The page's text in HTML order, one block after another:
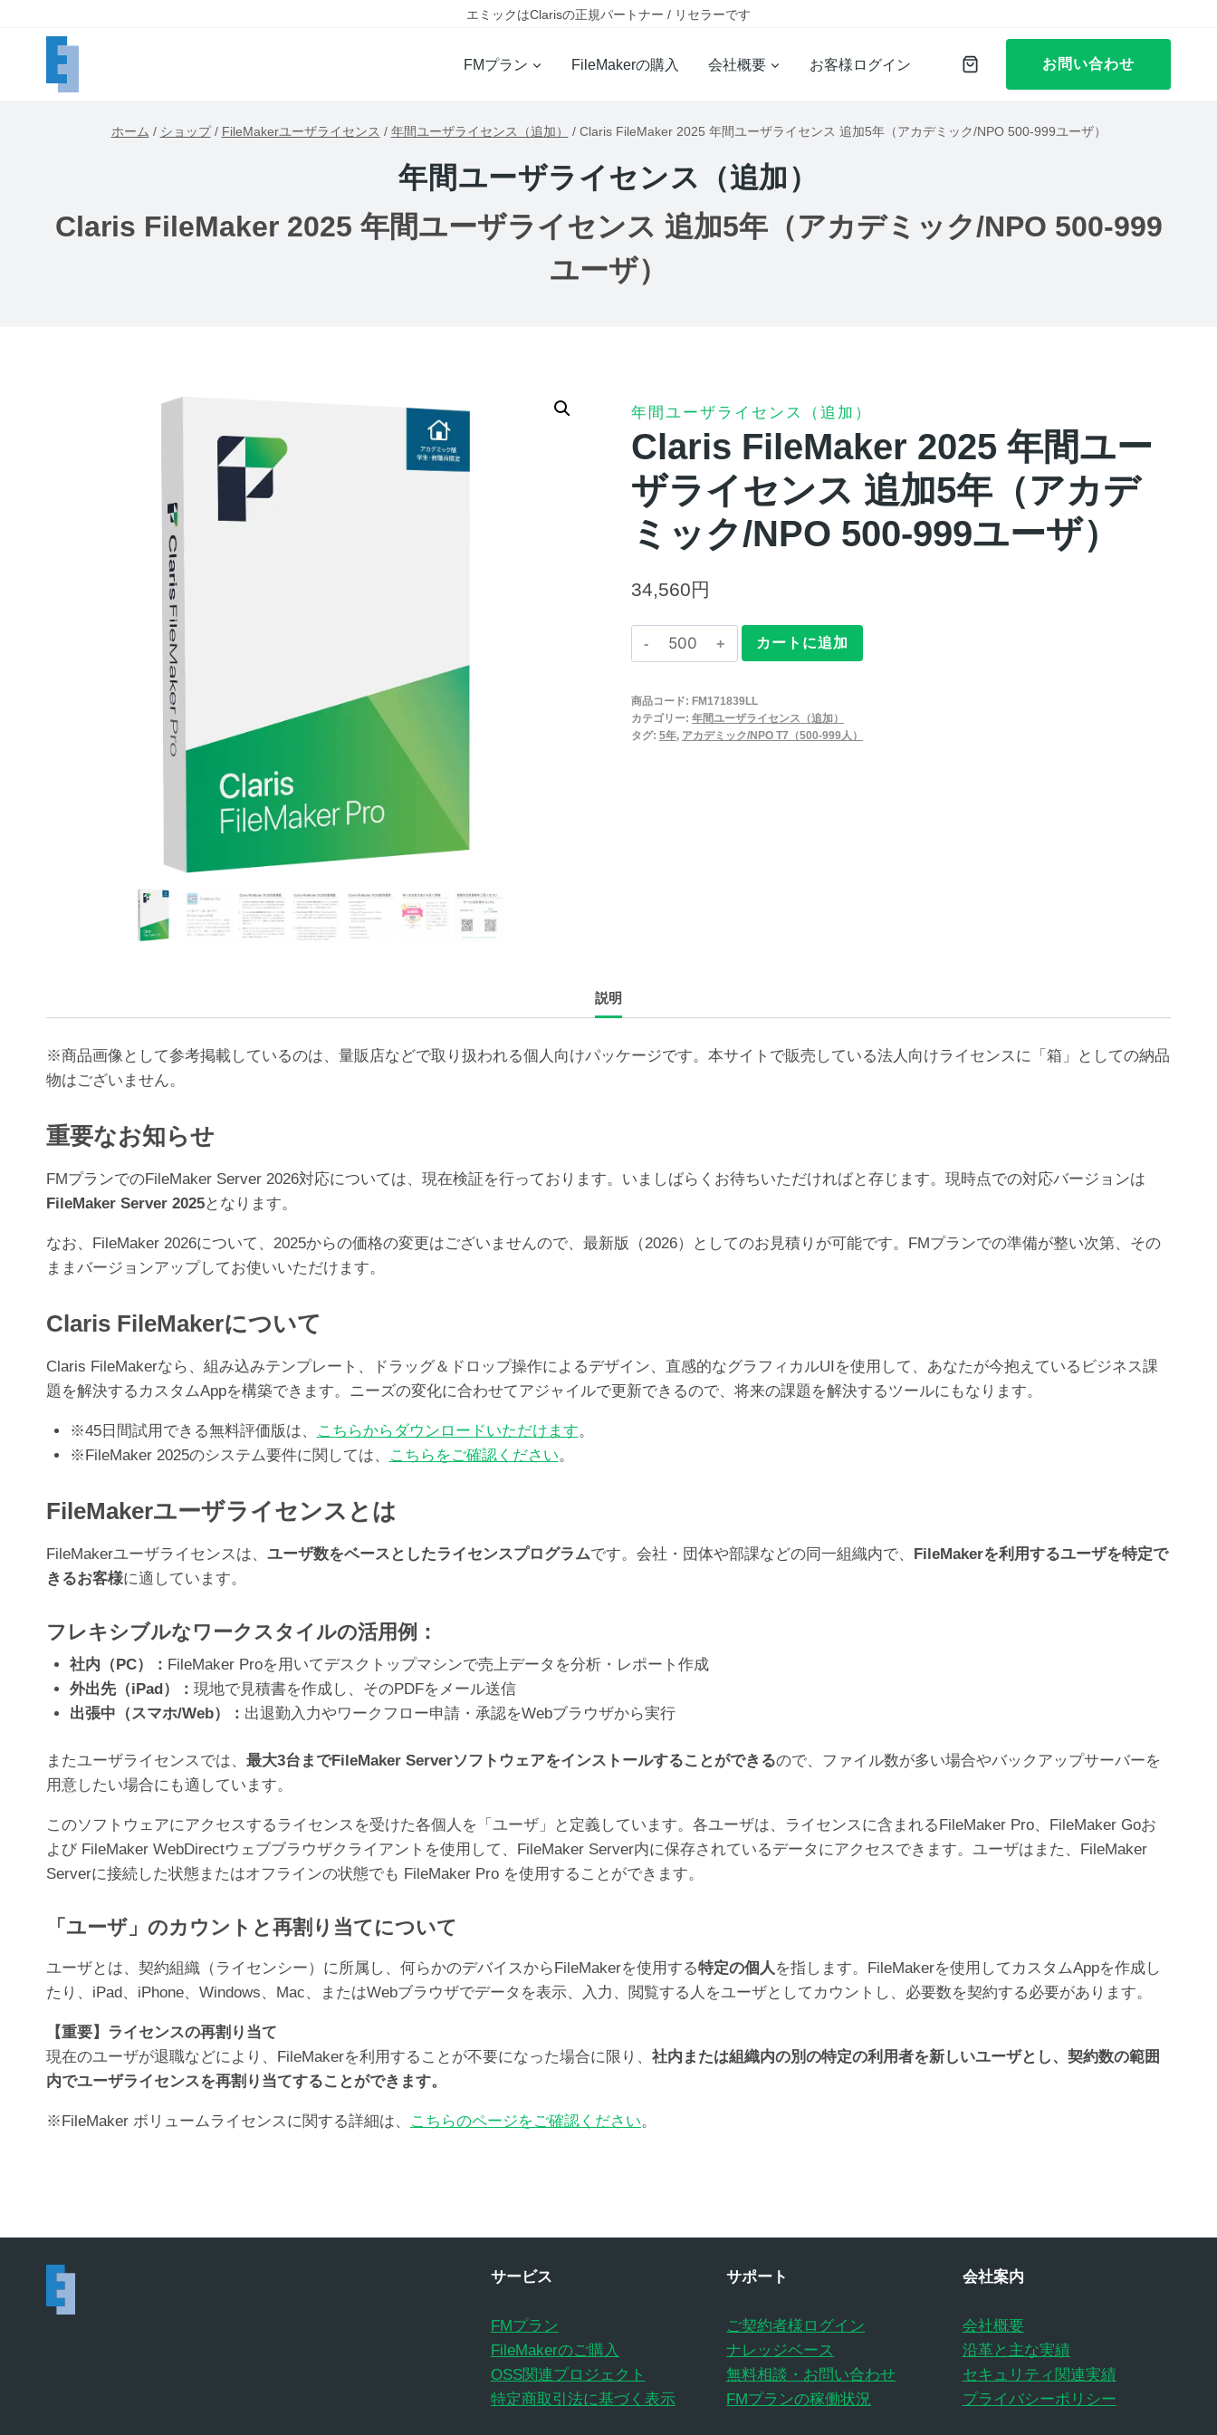
エミックはClarisの正規パートナー / リセラーです
FMプラン FileMakerの購入 会社概要 お客様ログイン お問い合わせ
ホーム / ショップ / FileMakerユーザライセンス / 年間ユーザライセンス（追加） / Claris FileMaker 2025 年間ユーザライセンス 追加5年（アカデミック/NPO 500-999ユーザ）
年間ユーザライセンス（追加）
Claris FileMaker 2025 年間ユーザライセンス 追加5年（アカデミック/NPO 500-999
ユーザ）
年間ユーザライセンス（追加）
Claris FileMaker 2025 年間ユー
ザライセンス 追加5年（アカデ
ミック/NPO 500-999ユーザ）
34,560円
Claris
FileMaker
年
間
（ア
ク/NPO
ユ
カートに追加
商品コード: FM171839LL
カテゴリー: 年間ユーザライセンス（追加）
タグ: 5年, アカデミック/NPO T7（500-999人）
説明
※商品画像として参考掲載しているのは、量販店などで取り扱われる個人向けパッケージです。本サイトで販売している法人向けライセンスに「箱」としての納品
物はございません。
重要なお知らせ
FMプランでのFileMaker Server 2026対応については、現在検証を行っております。いましばらくお待ちいただければと存じます。現時点での対応バージョンは
FileMaker Server 2025となります。
なお、FileMaker 2026について、2025からの価格の変更はございませんので、最新版（2026）としてのお見積りが可能です。FMプランでの準備が整い次第、その
ままバージョンアップしてお使いいただけます。
Claris FileMakerについて
Claris FileMakerなら、組み込みテンプレート、ドラッグ＆ドロップ操作によるデザイン、直感的なグラフィカルUIを使用して、あなたが今抱えているビジネス課
題を解決するカスタムAppを構築できます。ニーズの変化に合わせてアジャイルで更新できるので、将来の課題を解決するツールにもなります。
※45日間試用できる無料評価版は、 こちらからダウンロードいただけます。
※FileMaker 2025のシステム要件に関しては、
こちらをご確認ください。
FileMakerユーザライセンスとは
FileMakerユーザライセンスは、 ユーザ数をベースとしたライセンスプログラムです。会社・団体や部課などの同一組織内で、 FileMakerを利用するユーザを特定で
きるお客様に適しています。
フレキシブルなワークスタイルの活用例：
社内（PC）： FileMaker Proを用いてデスクトップマシンで売上データを分析・レポート作成
外出先（iPad）： 現地で見積書を作成し、そのPDFをメール送信
出張中（スマホ/Web）： 出退勤入力やワークフロー申請・承認をWebブラウザから実行
またユーザライセンスでは、 最大3台までFileMaker Serverソフトウェアをインストールすることができるので、ファイル数が多い場合やバックアップサーバーを
用意したい場合にも適しています。
このソフトウェアにアクセスするライセンスを受けた各個人を「ユーザ」と定義しています。各ユーザは、ライセンスに含まれるFileMaker Pro、FileMaker Goお
よび FileMaker WebDirectウェブブラウザクライアントを使用して、FileMaker Server内に保存されているデータにアクセスできます。ユーザはまた、FileMaker
Serverに接続した状態またはオフラインの状態でも FileMaker Pro を使用することができます。
「ユーザ」のカウントと再割り当てについて
ユーザとは、契約組織（ライセンシー）に所属し、何らかのデバイスからFileMakerを使用する特定の個人を指します。FileMakerを使用してカスタムAppを作成し
たり、iPad、iPhone、Windows、Mac、またはWebブラウザでデータを表示、入力、閲覧する人をユーザとしてカウントし、必要数を契約する必要があります。
【重要】ライセンスの再割り当て
現在のユーザが退職などにより、FileMakerを利用することが不要になった場合に限り、 社内または組織内の別の特定の利用者を新しいユーザとし、契約数の範囲
内でユーザライセンスを再割り当てすることができます。
※FileMaker ボリュームライセンスに関する詳細は、 こちらのページをご確認ください。
サービス
FMプラン
FileMakerのご購入
OSS関連プロジェクト
特定商取引法に基づく表示
サポート
ご契約者様ログイン
ナレッジベース
無料相談・お問い合わせ
FMプランの稼働状況
会社案内
会社概要
沿革と主な実績
セキュリティ関連実績
プライバシーポリシー